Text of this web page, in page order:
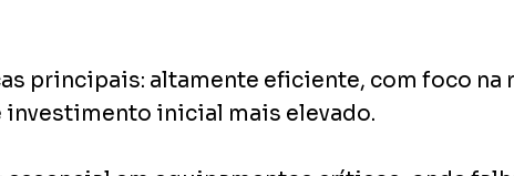
principais: altamente eficiente, com foco na
investimento inicial mais elevado.